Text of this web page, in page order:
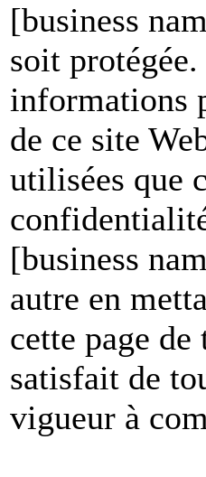
[business
soit
informations
de ce site
utilisées que
[business
autre en
cette page de
satisfait de
vigueur à